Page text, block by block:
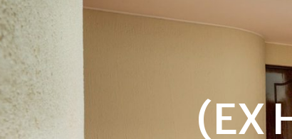
(EX